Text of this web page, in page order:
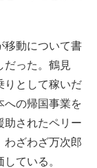
移動について書
だった。鶴見
りとして稼いだ
への帰国事業を
助されたペリー
わざわざ万次郎
ている。